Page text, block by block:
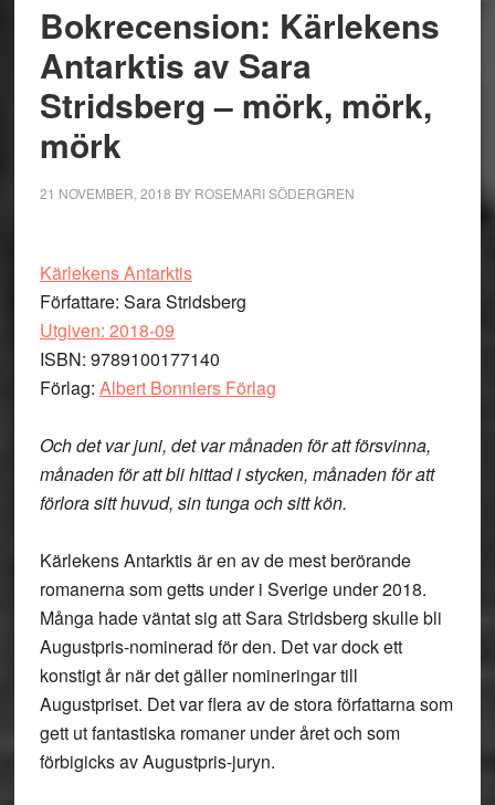
Bokrecension: Kärlekens
Antarktis av Sara
Stridsberg – mörk, mörk,
mörk
21 NOVEMBER, 2018 BY ROSEMARI SÖDERGREN
Kärlekens Antarktis
Författare: Sara Stridsberg
Utgiven: 2018-09
ISBN: 9789100177140
Förlag: Albert Bonniers Förlag
Och det var juni, det var månaden för att försvinna,
månaden för att bli hittad i stycken, månaden för att
förlora sitt huvud, sin tunga och sitt kön.
Kärlekens Antarktis är en av de mest berörande
romanerna som getts under i Sverige under 2018.
Många hade väntat sig att Sara Stridsberg skulle bli
Augustpris-nominerad för den. Det var dock ett
konstigt år när det gäller nomineringar till
Augustpriset. Det var flera av de stora författarna som
gett ut fantastiska romaner under året och som
förbigicks av Augustpris-juryn.